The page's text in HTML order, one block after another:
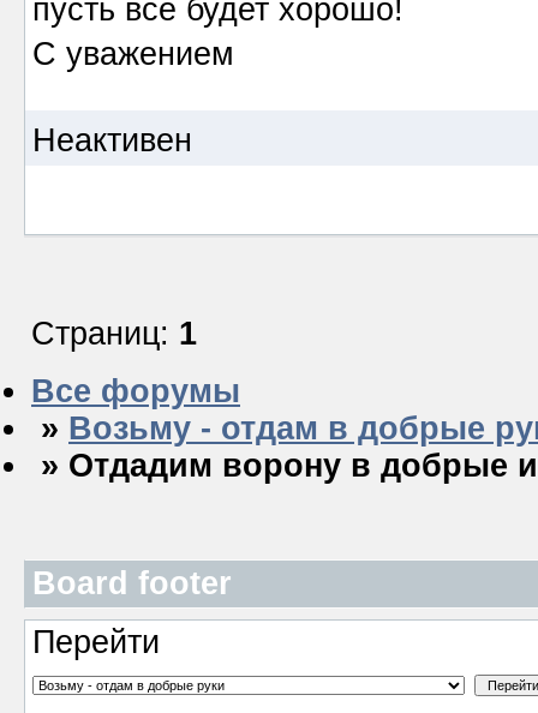
пусть все будет хорошо!
С уважением
Неактивен
Страниц: 1
Все форумы
» Возьму - отдам в добрые
» Отдадим ворону в добрые
Board footer
Перейти